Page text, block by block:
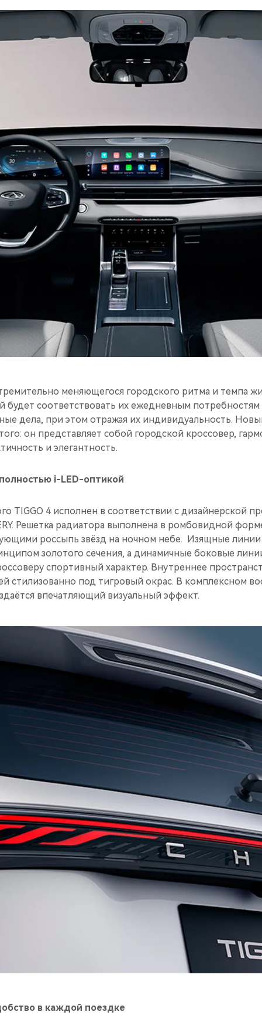
меняющегося городского ритма и темпа
будет соответствовать их ежедневным
дела, при этом отражая их индивидуальность.
он представляет собой городской кроссовер,
и элегантность.
i-LED-оптикой
TIGGO 4 исполнен в соответствии с дизайнерской
Решетка радиатора выполнена в ромбовидной
россыпь звёзд на ночном небе. Изящные
золотого сечения, а динамичные боковые
спортивный характер. Внутреннее
стилизованно под тигровый окрас. В комплексном
впечатляющий визуальный эффект.
в каждой поездке